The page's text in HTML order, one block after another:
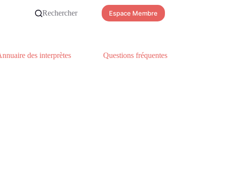
Rechercher Espace Membre
des interprètes Questions fréquentes